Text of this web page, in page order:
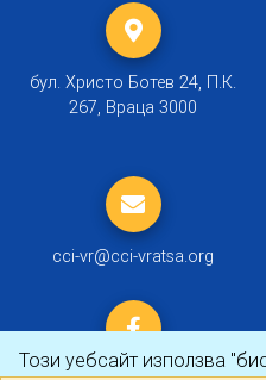
Този уебсайт използва
бул. Христо Ботев 24, П.К.
267, Враца 3000
cci-vr@cci-vratsa.org